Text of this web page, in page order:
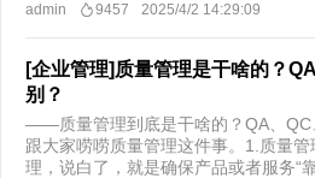
admin 9457 2025/4/2 14:29:09
[企业管理]质量管理是干啥的？
别？
——质量管理到底是干啥的？QA、QC
跟大家唠唠质量管理这件事。1.质量
理，说白了，就是确保产品或者服务“